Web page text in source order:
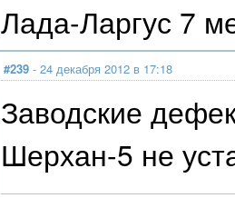
Лада-Ларгус 7
#239 - 24 декабря 2012 в 17:18
Заводские
Шерхан-5 не